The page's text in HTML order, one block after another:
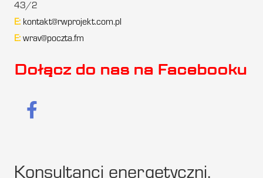
43/2
E: kontakt@rwprojekt.com.pl
E: wrav@poczta.fm
Dołącz do nas na Facebooku